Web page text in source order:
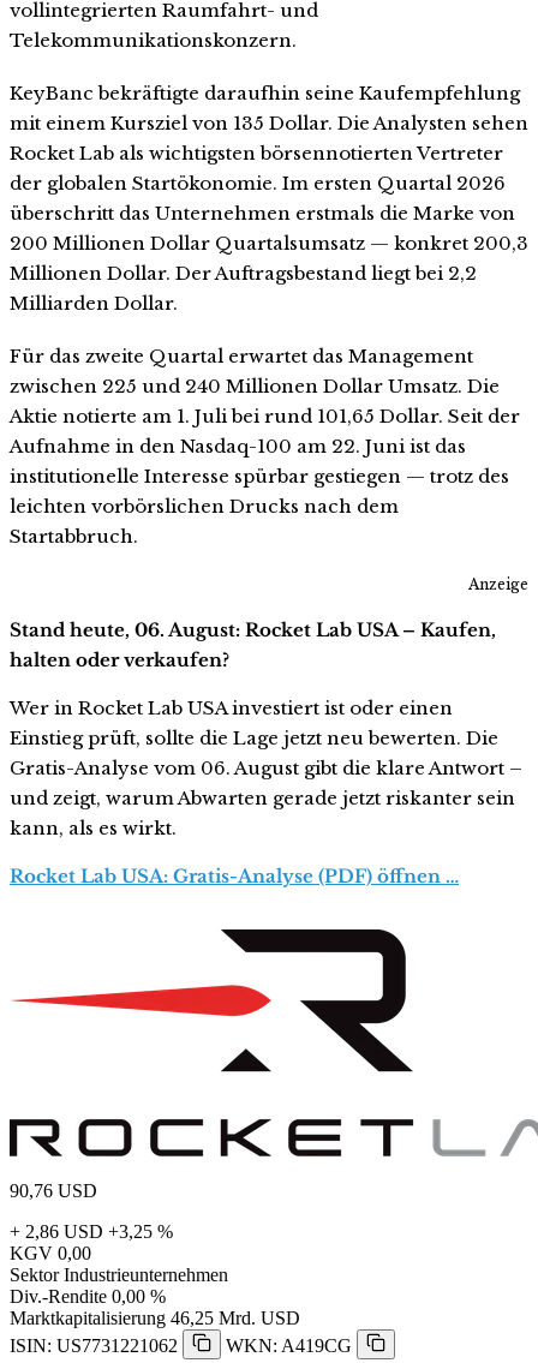
vollintegrierten Raumfahrt- und
Telekommunikationskonzern.
KeyBanc bekräftigte daraufhin seine Kaufempfehlung
mit einem Kursziel von 135 Dollar. Die Analysten sehen
Rocket Lab als wichtigsten börsennotierten Vertreter
der globalen Startökonomie. Im ersten Quartal 2026
überschritt das Unternehmen erstmals die Marke von
200 Millionen Dollar Quartalsumsatz — konkret 200,3
Millionen Dollar. Der Auftragsbestand liegt bei 2,2
Milliarden Dollar.
Für das zweite Quartal erwartet das Management
zwischen 225 und 240 Millionen Dollar Umsatz. Die
Aktie notierte am 1. Juli bei rund 101,65 Dollar. Seit der
Aufnahme in den Nasdaq-100 am 22. Juni ist das
institutionelle Interesse spürbar gestiegen — trotz des
leichten vorbörslichen Drucks nach dem
Startabbruch.
Anzeige
Stand heute, 06. August: Rocket Lab USA – Kaufen,
halten oder verkaufen?
Wer in Rocket Lab USA investiert ist oder einen
Einstieg prüft, sollte die Lage jetzt neu bewerten. Die
Gratis-Analyse vom 06. August gibt die klare Antwort –
und zeigt, warum Abwarten gerade jetzt riskanter sein
kann, als es wirkt.
Rocket Lab USA: Gratis-Analyse (PDF) öffnen …
90,76 USD
+ 2,86 USD +3,25 %
KGV 0,00
Sektor Industrieunternehmen
Div.-Rendite 0,00 %
Marktkapitalisierung 46,25 Mrd. USD
ISIN: US7731221062
WKN: A419CG